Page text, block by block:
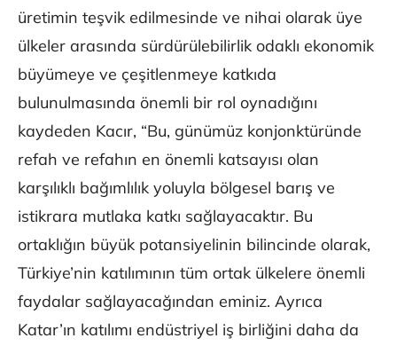
üretimin teşvik edilmesinde ve nihai olarak üye
ülkeler arasında sürdürülebilirlik odaklı ekonomik
büyümeye ve çeşitlenmeye katkıda
bulunulmasında önemli bir rol oynadığını
kaydeden Kacır, “Bu, günümüz konjonktüründe
refah ve refahın en önemli katsayısı olan
karşılıklı bağımlılık yoluyla bölgesel barış ve
istikrara mutlaka katkı sağlayacaktır. Bu
ortaklığın büyük potansiyelinin bilincinde olarak,
Türkiye’nin katılımının tüm ortak ülkelere önemli
faydalar sağlayacağından eminiz. Ayrıca
Katar’ın katılımı endüstriyel iş birliğini daha da